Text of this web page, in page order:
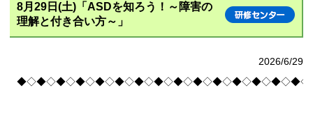
8月29日(土)「ASDを知ろう！～障害の
理解と付き合い方～」
2026/6/29